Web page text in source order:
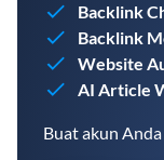
Backlink
Backlink
Website
AI Article
Buat akun